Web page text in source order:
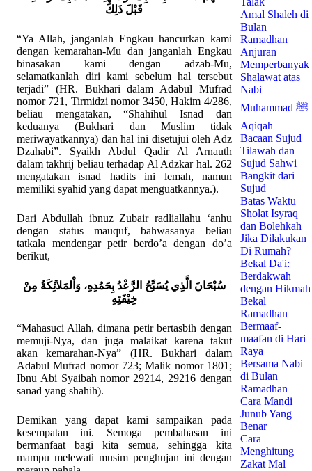
قَبْلَ ذَلِكَ
“Ya Allah, janganlah Engkau hancurkan kami
dengan kemarahan-Mu dan janganlah Engkau
binasakan kami dengan adzab-Mu,
selamatkanlah diri kami sebelum hal tersebut
terjadi” (HR. Bukhari dalam Adabul Mufrad
nomor 721, Tirmidzi nomor 3450, Hakim 4/286,
beliau mengatakan, “Shahihul Isnad dan
keduanya (Bukhari dan Muslim tidak
meriwayatkannya) dan hal ini disetujui oleh Adz
Dzahabi”. Syaikh Abdul Qadir Al Arnauth
dalam takhrij beliau terhadap Al Adzkar hal. 262
mengatakan isnad hadits ini lemah, namun
memiliki syahid yang dapat menguatkannya.).
Dari Abdullah ibnuz Zubair radliallahu ‘anhu
dengan status mauquf, bahwasanya beliau
tatkala mendengar petir berdo’a dengan do’a
berikut,
سُبْحَانَ الَّذِي يُسَبِّحُ الرَّعْدُ بِحَمُدِهِ، وَاْلمَلاَئِكَةُ مِنْ
خِيْفَتِهِ
“Mahasuci Allah, dimana petir bertasbih dengan
memuji-Nya, dan juga malaikat karena takut
akan kemarahan-Nya” (HR. Bukhari dalam
Adabul Mufrad nomor 723; Malik nomor 1801;
Ibnu Abi Syaibah nomor 29214, 29216 dengan
sanad yang shahih).
Demikan yang dapat kami sampaikan pada
kesempatan ini. Semoga pembahasan ini
bermanfaat bagi kita semua, sehingga kita
mampu melewati musim penghujan ini dengan
Amal Shaleh di
Bulan
Ramadhan
Anjuran
Memperbanyak
Shalawat atas
Nabi
Muhammad ﷺ
Aqiqah
Bacaan Sujud
Tilawah dan
Sujud Sahwi
Bangkit dari
Sujud
Batas Waktu
Sholat Isyraq
dan Bolehkah
Jika Dilakukan
Di Rumah?
Bekal Da'i:
Berdakwah
dengan Hikmah
Bekal
Ramadhan
Bermaaf-
maafan di Hari
Raya
Bersama Nabi
di Bulan
Ramadhan
Cara Mandi
Junub Yang
Benar
Cara
Menghitung
Zakat Mal